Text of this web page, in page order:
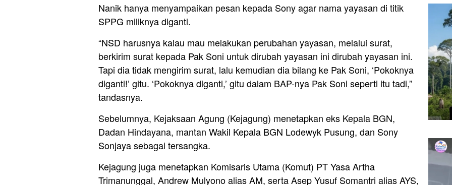
Nanik hanya menyampaikan pesan kepada Sony agar nama yayasan di titik
SPPG miliknya diganti.
“NSD harusnya kalau mau melakukan perubahan yayasan, melalui surat,
berkirim surat kepada Pak Soni untuk dirubah yayasan ini dirubah yayasan ini.
Tapi dia tidak mengirim surat, lalu kemudian dia bilang ke Pak Soni, ‘Pokoknya
diganti!’ gitu. ‘Pokoknya diganti,’ gitu dalam BAP-nya Pak Soni seperti itu tadi,”
tandasnya.
Sebelumnya, Kejaksaan Agung (Kejagung) menetapkan eks Kepala BGN,
Dadan Hindayana, mantan Wakil Kepala BGN Lodewyk Pusung, dan Sony
Sonjaya sebagai tersangka.
Kejagung juga menetapkan Komisaris Utama (Komut) PT Yasa Artha
Trimanunggal, Andrew Mulyono alias AM, serta Asep Yusuf Somantri alias AYS,